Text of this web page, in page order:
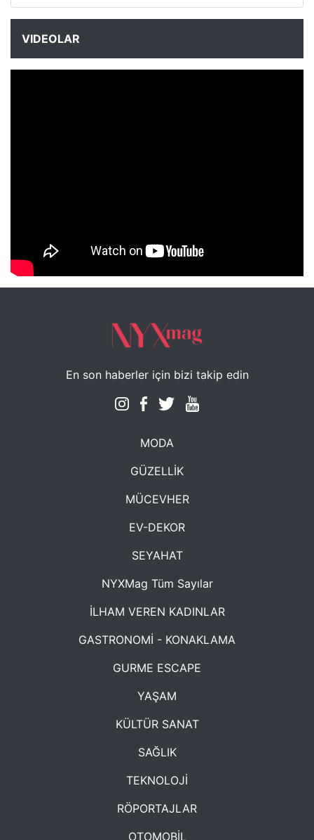
VIDEOLAR
NYXmag 2. Yaş Kutlama Etkinliği
En son haberler için bizi takip edin
MODA
GÜZELLİK
MÜCEVHER
EV-DEKOR
SEYAHAT
NYXMag Tüm Sayılar
İLHAM VEREN KADINLAR
GASTRONOMİ - KONAKLAMA
GURME ESCAPE
YAŞAM
KÜLTÜR SANAT
SAĞLIK
TEKNOLOJİ
RÖPORTAJLAR
OTOMOBİL